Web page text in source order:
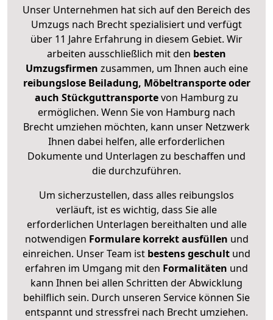
Unser Unternehmen hat sich auf den Bereich des
Umzugs nach Brecht spezialisiert und verfügt
über 11 Jahre Erfahrung in diesem Gebiet. Wir
arbeiten ausschließlich mit den besten
Umzugsfirmen zusammen, um Ihnen auch eine
reibungslose Beiladung, Möbeltransporte oder
auch Stückguttransportevon Hamburg zu
ermöglichen. Wenn Sie von Hamburg nach
Brecht umziehen möchten, kann unser Netzwerk
Ihnen dabei helfen, alle erforderlichen
Dokumente und Unterlagen zu beschaffen und
die durchzuführen.
Um sicherzustellen, dass alles reibungslos
verläuft, ist es wichtig, dass Sie alle
erforderlichen Unterlagen bereithalten und alle
notwendigen Formulare korrekt ausfüllen und
einreichen. Unser Team ist bestens geschult und
erfahren im Umgang mit den Formalitäten und
kann Ihnen bei allen Schritten der Abwicklung
behilflich sein. Durch unseren Service können Sie
entspannt und stressfrei nach Brecht umziehen.